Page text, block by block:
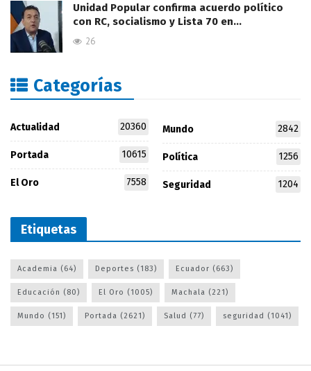
Unidad Popular confirma acuerdo político
con RC, socialismo y Lista 70 en…
26
Categorías
Actualidad 20360
Portada 10615
El Oro 7558
Mundo 2842
Política 1256
Seguridad 1204
Etiquetas
Academia (64) Deportes (183) Ecuador (663)
Educación (80) El Oro (1005) Machala (221)
Mundo (151) Portada (2621) Salud (77) seguridad (1041)